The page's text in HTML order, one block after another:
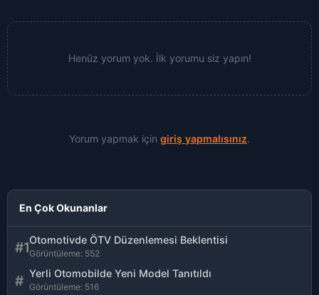
Henüz yorum yok. İlk yorumu siz yapın!
Yorum yapmak için giriş yapmalısınız.
En Çok Okunanlar
#1Otomotivde ÖTV Düzenlemesi Beklentisi
Görüntüleme: 552
# Yerli Otomobilde Yeni Model Tanıtıldı
Görüntüleme: 516